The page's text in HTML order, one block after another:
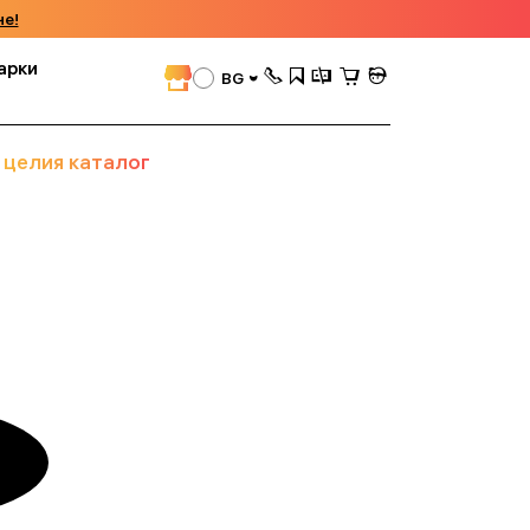
BG
каталог